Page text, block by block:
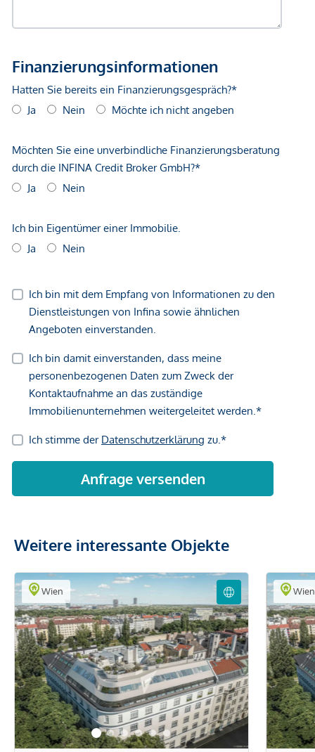
Weitere interessante Objekte
Wien Wien